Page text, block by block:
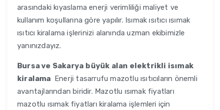
arasındaki kıyaslama enerji verimliliği maliyet ve
kullanım koşullarına göre yapılır. Isımak ısıtıcı ısımak
ısıtıcı kiralama işlerinizi alanında uzman ekibimizle
yanınızdayız.
Bursa ve Sakarya büyük alan elektrikli isımak
kiralama Enerji tasarrufu mazotlu ısıtıcıların önemli
avantajlarından biridir. Mazotlu ısımak fiyatları
mazotlu ısımak fiyatları kiralama işlemleri için